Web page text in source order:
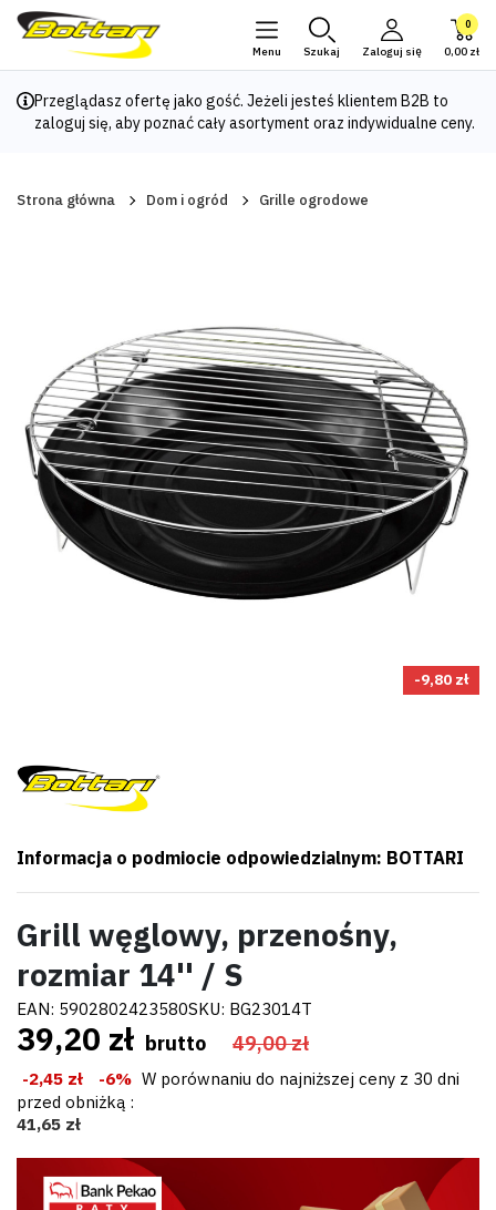
Menu Szukaj Zaloguj się
0
0,00 zł
Przeglądasz ofertę jako gość. Jeżeli jesteś klientem B2B to
zaloguj się, aby poznać cały asortyment oraz indywidualne ceny.
Strona główna Dom i ogród Grille ogrodowe
-9,80 zł
Informacja o podmiocie odpowiedzialnym: BOTTARI
Grill węglowy, przenośny,
rozmiar 14'' / S
EAN: 5902802423580SKU: BG23014T
39,20 zł brutto 49,00 zł
-2,45 zł -6% W porównaniu do najniższej ceny z 30 dni
przed obniżką :
41,65 zł